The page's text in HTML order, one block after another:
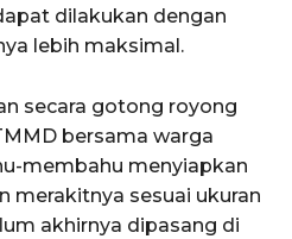
dilakukan dengan
lebih maksimal.
secara gotong royong
bersama warga
membahu menyiapkan
merakitnya sesuai ukuran
akhirnya dipasang di